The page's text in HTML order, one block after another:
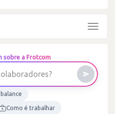
Toggle
sobre a Frotcom
olaborad ores?
Como é trabalhar